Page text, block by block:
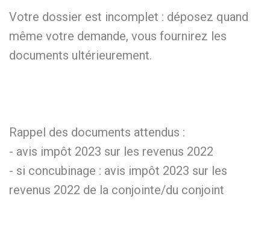
Votre dossier est incomplet : déposez quand
même votre demande, vous fournirez les
documents ultérieurement.
Rappel des documents attendus :
- avis impôt 2023 sur les revenus 2022
- si concubinage : avis impôt 2023 sur les
revenus 2022 de la conjointe/du conjoint